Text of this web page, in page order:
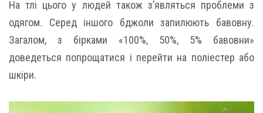
На тлі цього у людей також з’являться проблеми з
одягом. Серед іншого бджоли запилюють бавовну.
Загалом, з бірками «100%, 50%, 5% бавовни»
доведеться попрощатися і перейти на поліестер або
шкіри.